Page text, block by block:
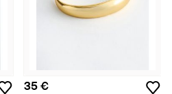
35 €